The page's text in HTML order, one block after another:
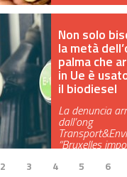
Non solo
la metà
palma che
in Ue è
il biodiesel
La denuncia
dall’ong
“Bruxelles
2 3 4 5 6